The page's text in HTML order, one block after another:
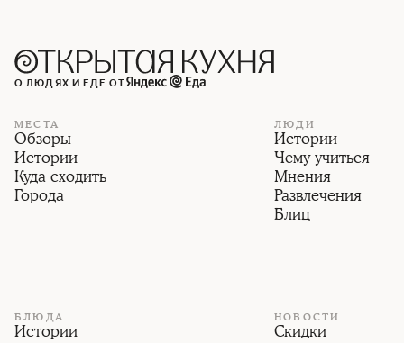
О ЛЮДЯХ И ЕДЕ ОТ
МЕСТА
Обзоры
Истории
Куда сходить
Города
ЛЮДИ
Истории
Чему учиться
Мнения
Развлечения
Блиц
БЛЮДА
Истории
НОВОСТИ
Скидки